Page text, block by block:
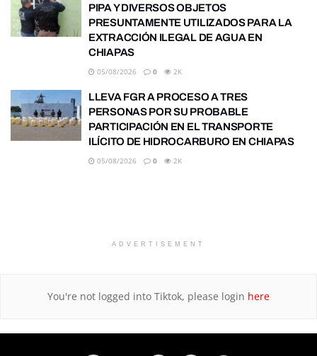
PIPA Y DIVERSOS OBJETOS
PRESUNTAMENTE UTILIZADOS PARA LA
EXTRACCIÓN ILEGAL DE AGUA EN
CHIAPAS
05/08/2026 0 2K
LLEVA FGR A PROCESO A TRES
PERSONAS POR SU PROBABLE
PARTICIPACIÓN EN EL TRANSPORTE
ILÍCITO DE HIDROCARBURO EN CHIAPAS
05/08/2026 0 2K
ADVERTISEMENT
You're not logged into Tiktok, please login here